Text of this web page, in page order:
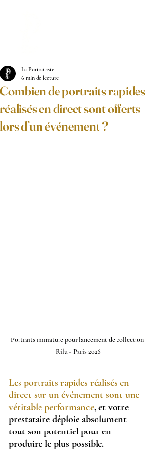
Combien de portraits rapides
réalisés en direct sont offerts
lors d’un événement ?
La Portraitiste
6 min de lecture
Portraits miniature pour lancement de collection
Rilu - Paris 2026
Les portraits rapides réalisés en
direct sur un événement sont une
véritable performance, et votre
prestataire déploie absolument
tout son potentiel pour en
produire le plus possible.